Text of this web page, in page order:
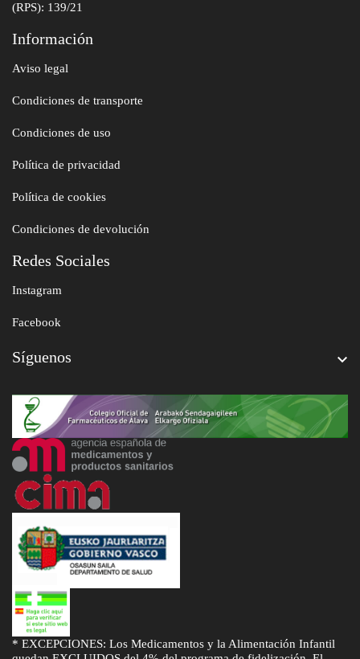
(RPS): 139/21
Información
Aviso legal
Condiciones de transporte
Condiciones de uso
Política de privacidad
Política de cookies
Condiciones de devolución
Redes Sociales
Instagram
Facebook
Síguenos 
* EXCEPCIONES: Los Medicamentos y la Alimentación Infantil